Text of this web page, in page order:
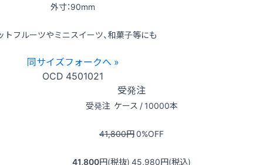
外寸：90mm
トフルーツやミニスイーツ、和菓子等にも
同サイズフォークへ »
OCD 4501021
受発注
受発注 ケース / 10000本
41,800円0%OFF
41,800円(税抜) 45,980円(税込)